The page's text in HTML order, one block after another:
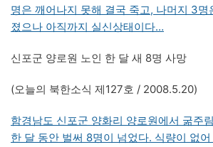
명은 깨어나지 못해 결국 죽고, 나머지 3명
졌으나 아직까지 실신상태이다…
신포군 양로원 노인 한 달 새 8명 사망
(오늘의 북한소식 제127호 / 2008.5.20)
함경남도 신포군 양화리 양로원에서 굶주
한 달 동안 벌써 8명이 넘었다. 식량이 없